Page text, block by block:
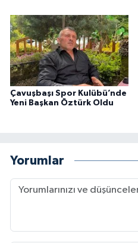
Çavuşbaşı Spor Kulübü’nde
Yeni Başkan Öztürk Oldu
Yorumlar